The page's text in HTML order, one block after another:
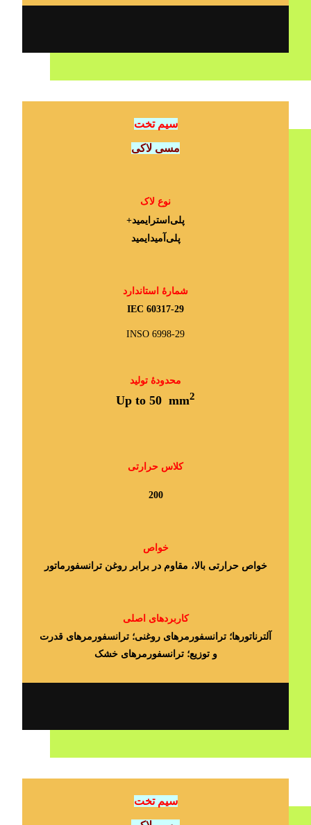
سیم تخت
مسی لاکی
نوع لاک
پلی‌استرایمید+
پلی‌آمیدایمید
شمارۀ استاندارد
IEC 60317-29
INSO 6998-29
محدودۀ تولید
Up to 50 mm2
کلاس حرارتی
200
خواص
خواص حرارتی بالا، مقاوم در برابر روغن ترانسفورماتور
کاربردهای اصلی
آلترناتورها؛ ترانسفورمرهای روغنی؛ ترانسفورمرهای قدرت
و توزیع؛ ترانسفورمرهای خشک
سیم تخت